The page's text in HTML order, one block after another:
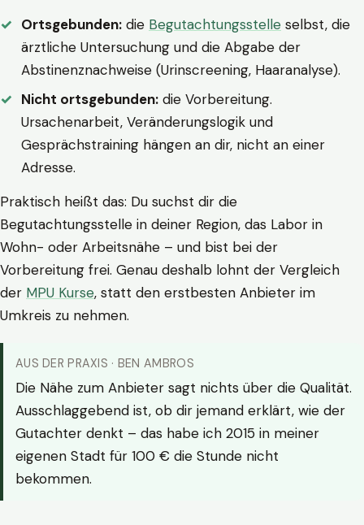
Ortsgebunden: die Begutachtungsstelle selbst, die
ärztliche Untersuchung und die Abgabe der
Abstinenznachweise (Urinscreening, Haaranalyse).
Nicht ortsgebunden: die Vorbereitung.
Ursachenarbeit, Veränderungslogik und
Gesprächstraining hängen an dir, nicht an einer
Adresse.
Praktisch heißt das: Du suchst dir die
Begutachtungsstelle in deiner Region, das Labor in
Wohn- oder Arbeitsnähe – und bist bei der
Vorbereitung frei. Genau deshalb lohnt der Vergleich
der MPU Kurse, statt den erstbesten Anbieter im
Umkreis zu nehmen.
AUS DER PRAXIS · BEN AMBROS
Die Nähe zum Anbieter sagt nichts über die Qualität.
Ausschlaggebend ist, ob dir jemand erklärt, wie der
Gutachter denkt – das habe ich 2015 in meiner
eigenen Stadt für 100 € die Stunde nicht
bekommen.